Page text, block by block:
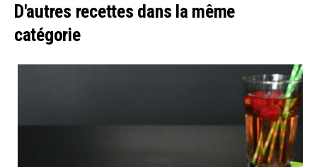
D'autres recettes dans la même
catégorie